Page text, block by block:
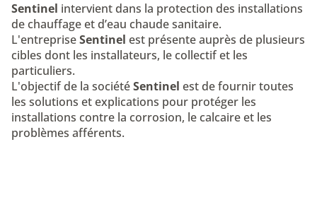
Sentinel intervient dans la protection des installations
de chauffage et d’eau chaude sanitaire.
L'entrepriseSentinel est présente auprès de plusieurs
cibles dont les installateurs, le collectif et les
particuliers.
L'objectif de la sociétéSentinel est de fournir toutes
les solutions et explications pour protéger les
installations contre la corrosion, le calcaire et les
problèmes afférents.